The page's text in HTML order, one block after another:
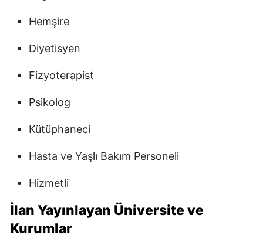
Hemşire
Diyetisyen
Fizyoterapist
Psikolog
Kütüphaneci
Hasta ve Yaşlı Bakım Personeli
Hizmetli
İlan Yayınlayan Üniversite ve
Kurumlar